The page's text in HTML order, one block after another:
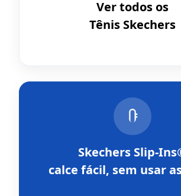
Ver todos os
Tênis Skechers
Skechers Slip-
calce fácil, sem usar